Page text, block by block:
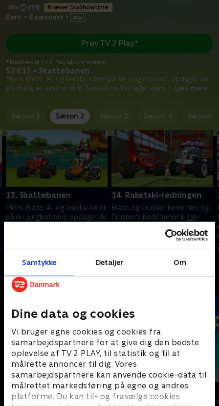
Samtykke Detaljer Om
Dine data og cookies
Vi bruger egne cookies og cookies fra
samarbejdspartnere for at give dig den bedste
oplevelse af TV 2 PLAY, til statistik og til at
målrette annoncer til dig. Vores
samarbejdspartnere kan anvende cookie-data til
målrettet markedsføring på egne og andres
platforme. Du kan til- og fravælge cookies
Kræver SkyShowtime
Børn • 8 sæsoner •
S2:E13 • Skattebanen
Mens Blaze, AJ og Gabby kører på en junglestrand, opdager de
pludselig et sørøverskib. Sørøverne fortæller dem,... Læs mere
Prøv TV 2 Play*
*tilkøbes til TV 2 Play abonnement
Sæson 1 Sæson 2 Sæson 3 Sæson 4 Sæson 6
13. Skattebanen
Mens Blaze, AJ og Gabby kører
på en junglestrand, opdager de
1. juli 2021 • 21 min
14. Raketski-redningen
Blaze og Crusher kører ræs og
Crusher's bedstemor kigger
afholder dog ikke Crusher fra
1. juli 2021 • 21 min
Andre så også
Brandmand Sam
Børneserier • 1 sæsoner
F for får
Børneserier • 5